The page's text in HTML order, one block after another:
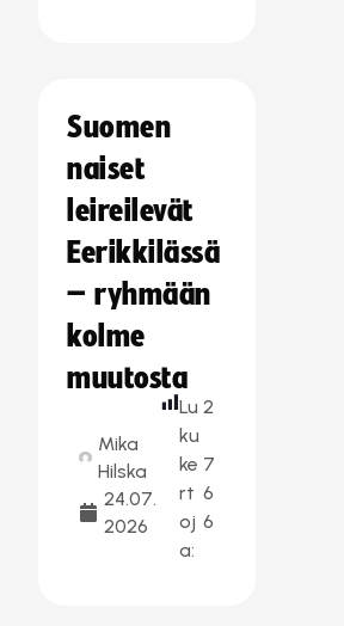
Suomen
naiset
leireilevät
Eerikkilässä
– ryhmään
kolme
muutosta
Mika
Hilska
24.07.
2026
Lu
ku
ke
rt
oj
a:
2
7
6
6